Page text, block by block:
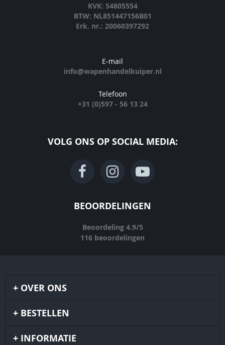
KVK: 54805554
BTW: NL851447156B01
Erk. nr.: 20060397292
E-mail
info@wapenhandelkuiper.nl
Telefoon
+31 (0)597 - 56 13 24
VOLG ONS OP SOCIAL MEDIA:
BEOORDELINGEN
Beoordeling 4.9/5
116 beoordelingen
OVER ONS
BESTELLEN
INFORMATIE